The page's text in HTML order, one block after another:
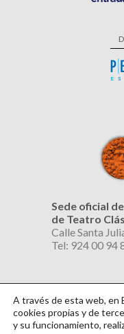
Sede oficial
de Teatro
Calle Santa
Tel: 924 00 94
A través de esta web, en
cookies propias y de
y su funcionamiento,